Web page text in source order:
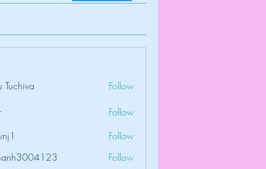
Tuchiva
Follow
Follow
Follow
Follow